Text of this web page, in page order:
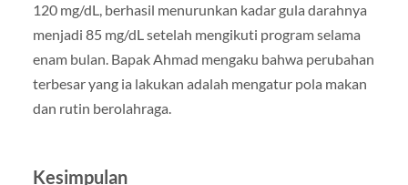
120 mg/dL, berhasil menurunkan kadar gula darahnya
menjadi 85 mg/dL setelah mengikuti program selama
enam bulan. Bapak Ahmad mengaku bahwa perubahan
terbesar yang ia lakukan adalah mengatur pola makan
dan rutin berolahraga.
Kesimpulan